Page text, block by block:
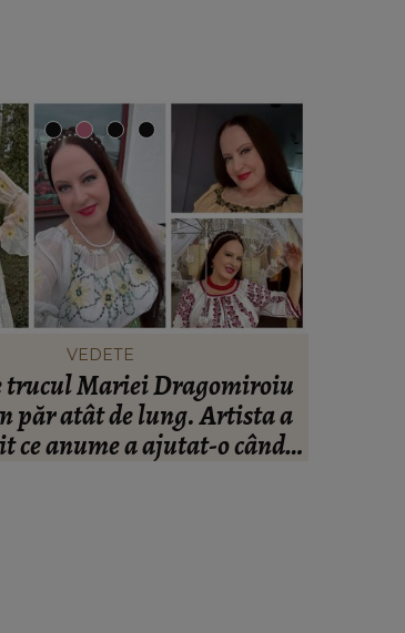
VEDETE
trucul Mariei Dragomiroiu
păr atât de lung. Artista a
ce anume a ajutat-o când